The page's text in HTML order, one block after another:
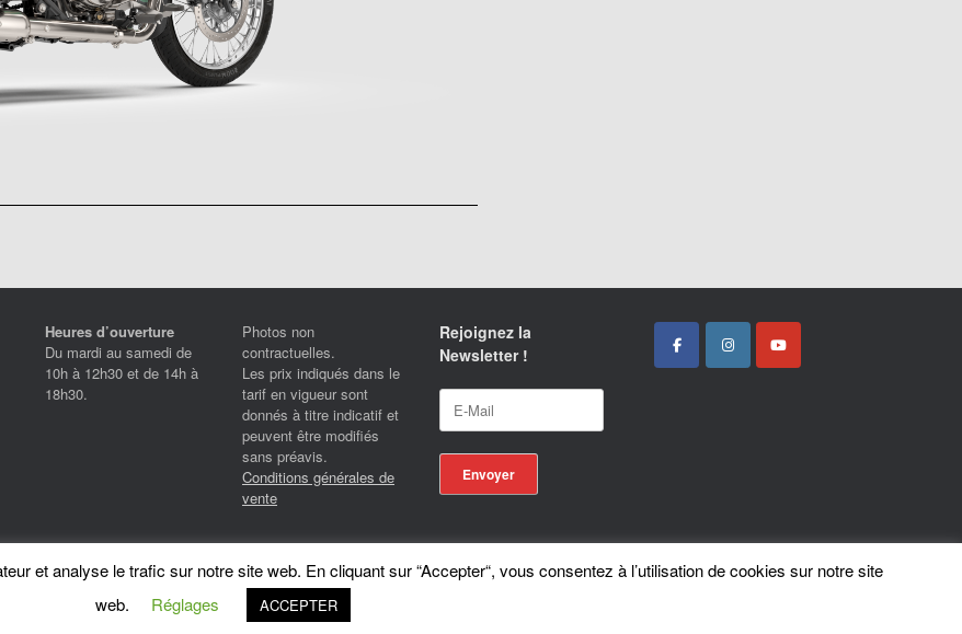
Heures d’ouverture
Du mardi au samedi de
10h à 12h30 et de 14h à
18h30.
Photos non
contractuelles.
Les prix indiqués dans le
tarif en vigueur sont
donnés à titre indicatif et
peuvent être modifiés
sans préavis.
Conditions générales de
vente
Rejoignez la
Newsletter !
ASiteOrigin Theme
et analyse le trafic sur notre site web. En cliquant sur “Accepter“, vous consentez à l’utilisation de cookies sur notre site
web.
Réglages ACCEPTER